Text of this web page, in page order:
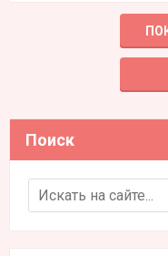
Поиск
Search for: